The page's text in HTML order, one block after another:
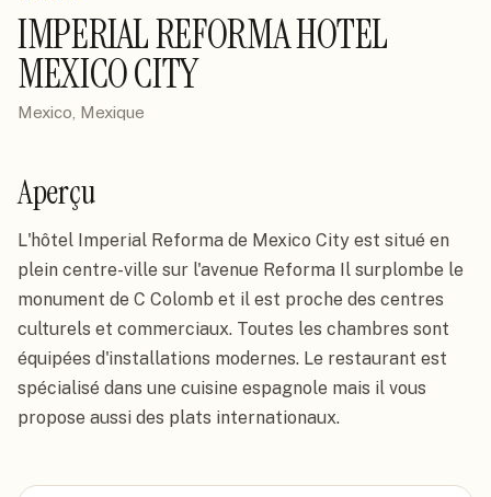
IMPERIAL REFORMA HOTEL
MEXICO CITY
Mexico, Mexique
Aperçu
L'hôtel Imperial Reforma de Mexico City est situé en
plein centre-ville sur l'avenue Reforma Il surplombe le
monument de C Colomb et il est proche des centres
culturels et commerciaux. Toutes les chambres sont
équipées d'installations modernes. Le restaurant est
spécialisé dans une cuisine espagnole mais il vous
propose aussi des plats internationaux.